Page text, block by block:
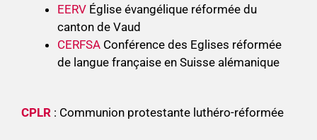
EERV Église évangélique réformée du
canton de Vaud
CERFSA Conférence des Eglises réformée
de langue française en Suisse alémanique
CPLR : Communion protestante luthéro-réformée